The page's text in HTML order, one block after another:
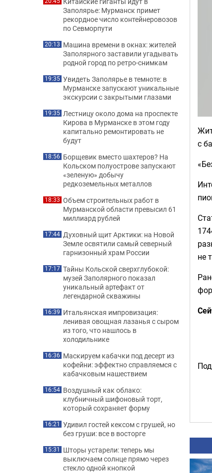
с
не
Заполярье: Мурманск примет
рекордное число контейнеровозов
по Севморпути
20:13 Машина времени в окнах: жителей
Заполярного заставили угадывать
родной город по ретро-снимкам
19:35 Увидеть Заполярье в темноте: в
Мурманске запускают уникальные
экскурсии с закрытыми глазами
19:35 Лестницу около дома на проспекте
Кирова в Мурманске в этом году
капитально ремонтировать не
будут
18:56 Борщевик вместо шахтеров? На
Кольском полуострове запускают
«зеленую» добычу
редкоземельных металлов
18:33 Объем строительных работ в
Мурманской области превысил 61
миллиард рублей
17:44 Духовный щит Арктики: на Новой
Земле освятили самый северный
гарнизонный храм России
17:17 Тайны Кольской сверхглубокой:
музей Заполярного показал
уникальный артефакт от
легендарной скважины
16:39 Итальянская импровизация:
ленивая овощная лазанья с сыром
из того, что нашлось в
холодильнике
16:36 Маскируем кабачки под десерт из
кофейни: эффектно справляемся с
кабачковым нашествием
16:54 Воздушный как облако:
клубничный шифоновый торт,
который сохраняет форму
16:21 Удивил гостей кексом с грушей, но
без груши: все в восторге
15:31 Шторы устарели: теперь мы
выключаем солнце прямо через
стекло одной кнопкой